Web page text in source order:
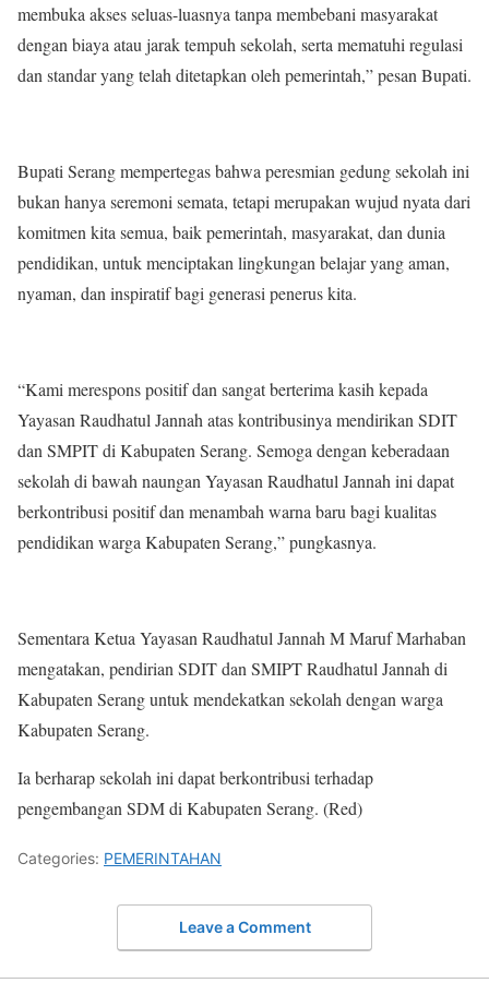
membuka akses seluas-luasnya tanpa membebani masyarakat
dengan biaya atau jarak tempuh sekolah, serta mematuhi regulasi
dan standar yang telah ditetapkan oleh pemerintah,” pesan Bupati.
Bupati Serang mempertegas bahwa peresmian gedung sekolah ini
bukan hanya seremoni semata, tetapi merupakan wujud nyata dari
komitmen kita semua, baik pemerintah, masyarakat, dan dunia
pendidikan, untuk menciptakan lingkungan belajar yang aman,
nyaman, dan inspiratif bagi generasi penerus kita.
“Kami merespons positif dan sangat berterima kasih kepada
Yayasan Raudhatul Jannah atas kontribusinya mendirikan SDIT
dan SMPIT di Kabupaten Serang. Semoga dengan keberadaan
sekolah di bawah naungan Yayasan Raudhatul Jannah ini dapat
berkontribusi positif dan menambah warna baru bagi kualitas
pendidikan warga Kabupaten Serang,” pungkasnya.
Sementara Ketua Yayasan Raudhatul Jannah M Maruf Marhaban
mengatakan, pendirian SDIT dan SMIPT Raudhatul Jannah di
Kabupaten Serang untuk mendekatkan sekolah dengan warga
Kabupaten Serang.
Ia berharap sekolah ini dapat berkontribusi terhadap
pengembangan SDM di Kabupaten Serang. (Red)
Categories: PEMERINTAHAN
Leave a Comment